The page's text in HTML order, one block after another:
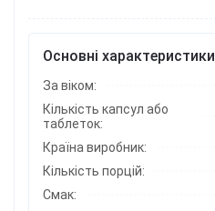
Основні характеристики
За віком:
Кількість капсул або
таблеток:
Країна виробник:
Кількість порцій:
Смак: